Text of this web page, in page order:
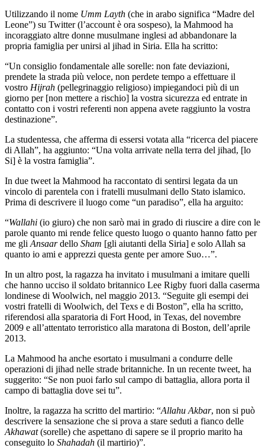
Utilizzando il nome Umm Layth (che in arabo significa “Madre del
Leone”) su Twitter (l’account è ora sospeso), la Mahmood ha
incoraggiato altre donne musulmane inglesi ad abbandonare la
propria famiglia per unirsi al jihad in Siria. Ella ha scritto:
“Un consiglio fondamentale alle sorelle: non fate deviazioni,
prendete la strada più veloce, non perdete tempo a effettuare il
vostro Hijrah (pellegrinaggio religioso) impiegandoci più di un
giorno per [non mettere a rischio] la vostra sicurezza ed entrate in
contatto con i vostri referenti non appena avete raggiunto la vostra
destinazione”.
La studentessa, che afferma di essersi votata alla “ricerca del piacere
di Allah”, ha aggiunto: “Una volta arrivate nella terra del jihad, [lo
Si] è la vostra famiglia”.
In due tweet la Mahmood ha raccontato di sentirsi legata da un
vincolo di parentela con i fratelli musulmani dello Stato islamico.
Prima di descrivere il luogo come “un paradiso”, ella ha arguito:
“Wallahi (io giuro) che non sarò mai in grado di riuscire a dire con le
parole quanto mi rende felice questo luogo o quanto hanno fatto per
me gli Ansaardello Sham [gli aiutanti della Siria] e solo Allah sa
quanto io ami e apprezzi questa gente per amore Suo…”.
In un altro post, la ragazza ha invitato i musulmani a imitare quelli
che hanno ucciso il soldato britannico Lee Rigby fuori dalla caserma
londinese di Woolwich, nel maggio 2013. “Seguite gli esempi dei
vostri fratelli di Woolwich, del Texs e di Boston”, ella ha scritto,
riferendosi alla sparatoria di Fort Hood, in Texas, del novembre
2009 e all’attentato terroristico alla maratona di Boston, dell’aprile
2013.
La Mahmood ha anche esortato i musulmani a condurre delle
operazioni di jihad nelle strade britanniche. In un recente tweet, ha
suggerito: “Se non puoi farlo sul campo di battaglia, allora porta il
campo di battaglia dove sei tu”.
Inoltre, la ragazza ha scritto del martirio: “Allahu Akbar, non si può
descrivere la sensazione che si prova a stare seduti a fianco delle
Akhawat(sorelle) che aspettano di sapere se il proprio marito ha
conseguito lo Shahadah (il martirio)”.